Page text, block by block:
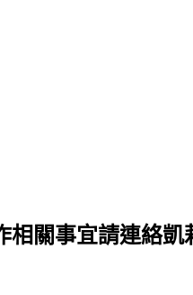
關事宜請連絡